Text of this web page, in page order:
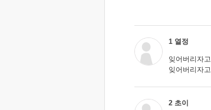
1 열정
잊어버리자
잊어버리자
2 초이